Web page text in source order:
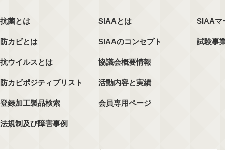
抗菌とは
防カビとは
抗ウイルスとは
防カビポジティブリスト
登録加工製品検索
法規制及び障害事例
SIAAとは
SIAAのコンセプト
協議会概要情報
活動内容と実績
会員専用ページ
SIAAマ
試験事